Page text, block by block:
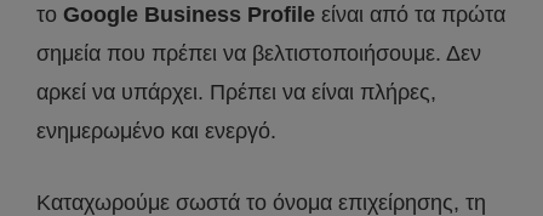
το Google Business Profile είναι από τα πρώτα
σημεία που πρέπει να βελτιστοποιήσουμε. Δεν
αρκεί να υπάρχει. Πρέπει να είναι πλήρες,
ενημερωμένο και ενεργό.
Καταχωρούμε σωστά το όνομα επιχείρησης, τη